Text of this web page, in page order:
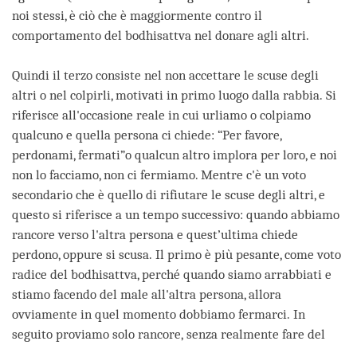
noi stessi, è ciò che è maggiormente contro il
comportamento del bodhisattva nel donare agli altri.
Quindi il terzo consiste nel non accettare le scuse degli
altri o nel colpirli, motivati in primo luogo dalla rabbia. Si
riferisce all'occasione reale in cui urliamo o colpiamo
qualcuno e quella persona ci chiede: “Per favore,
perdonami, fermati”o qualcun altro implora per loro, e noi
non lo facciamo, non ci fermiamo. Mentre c'è un voto
secondario che è quello di rifiutare le scuse degli altri, e
questo si riferisce a un tempo successivo: quando abbiamo
rancore verso l'altra persona e quest’ultima chiede
perdono, oppure si scusa. Il primo è più pesante, come voto
radice del bodhisattva, perché quando siamo arrabbiati e
stiamo facendo del male all'altra persona, allora
ovviamente in quel momento dobbiamo fermarci. In
seguito proviamo solo rancore, senza realmente fare del